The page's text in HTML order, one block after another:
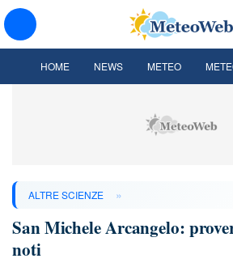
HOME NEWS METEO
ALTRE SCIENZE »
San Michele Arcangelo:
noti